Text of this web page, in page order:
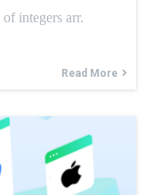
integers arr.
Read More